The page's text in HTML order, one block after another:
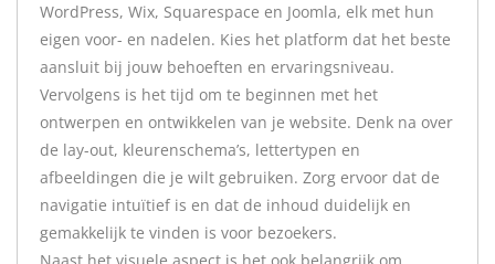
WordPress, Wix, Squarespace en Joomla, elk met hun
eigen voor- en nadelen. Kies het platform dat het beste
aansluit bij jouw behoeften en ervaringsniveau.
Vervolgens is het tijd om te beginnen met het
ontwerpen en ontwikkelen van je website. Denk na over
de lay-out, kleurenschema’s, lettertypen en
afbeeldingen die je wilt gebruiken. Zorg ervoor dat de
navigatie intuïtief is en dat de inhoud duidelijk en
gemakkelijk te vinden is voor bezoekers.